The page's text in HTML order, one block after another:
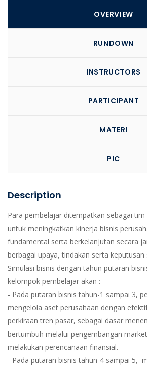
OVERVIEW
RUNDOWN
INSTRUCTORS
PARTICIPANT
MATERI
PIC
Description
Para pembelajar ditempatkan sebagai tim
untuk meningkatkan kinerja bisnis
fundamental serta berkelanjutan secara
berbagai upaya, tindakan serta keputusan
Simulasi bisnis dengan tahun putaran
kelompok pembelajar akan :
- Pada putaran bisnis tahun-1 sampai 3,
mengelola aset perusahaan dengan
perkiraan tren pasar, sebagai dasar
bertumbuh melalui pengembangan
melakukan perencanaan finansial.
- Pada putaran bisnis tahun-4 sampai 5,